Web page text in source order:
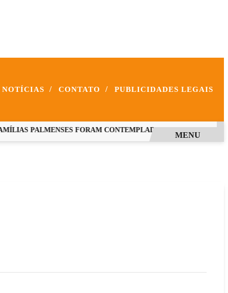
NOTÍCIAS / CONTATO / PUBLICIDADES LEGAIS
PALMENSES FORAM CONTEMPLADAS COM PROGRAMAS
MENU